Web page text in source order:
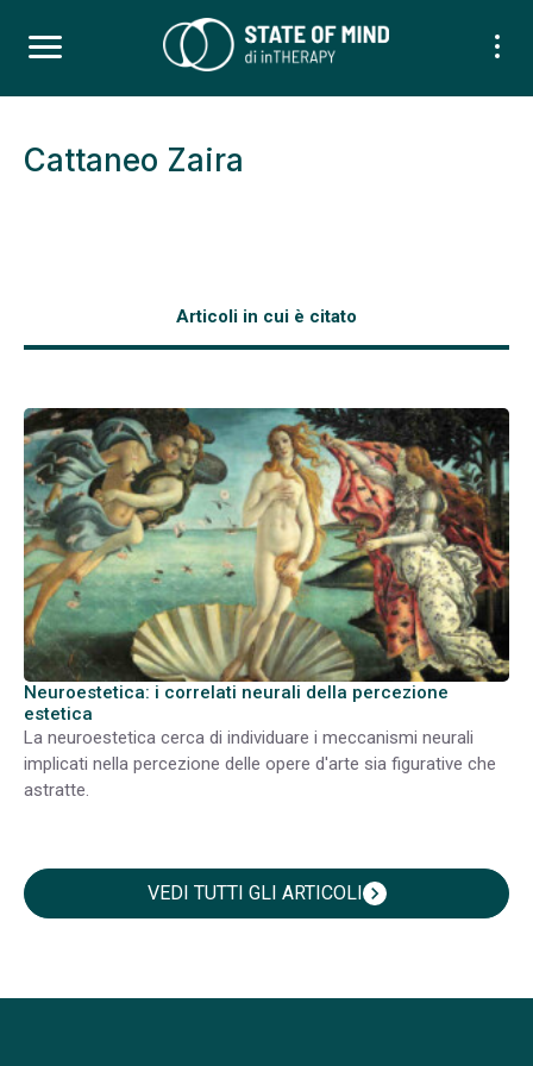
Cattaneo Zaira
Articoli in cui è citato
Neuroestetica: i correlati neurali della percezione
estetica
La neuroestetica cerca di individuare i meccanismi neurali
implicati nella percezione delle opere d'arte sia figurative che
astratte.
VEDI TUTTI GLI ARTICOLIchevron_right